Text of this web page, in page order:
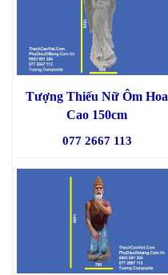
Tượng Thiếu Nữ Ôm Hoa
Cao 150cm
077 2667 113